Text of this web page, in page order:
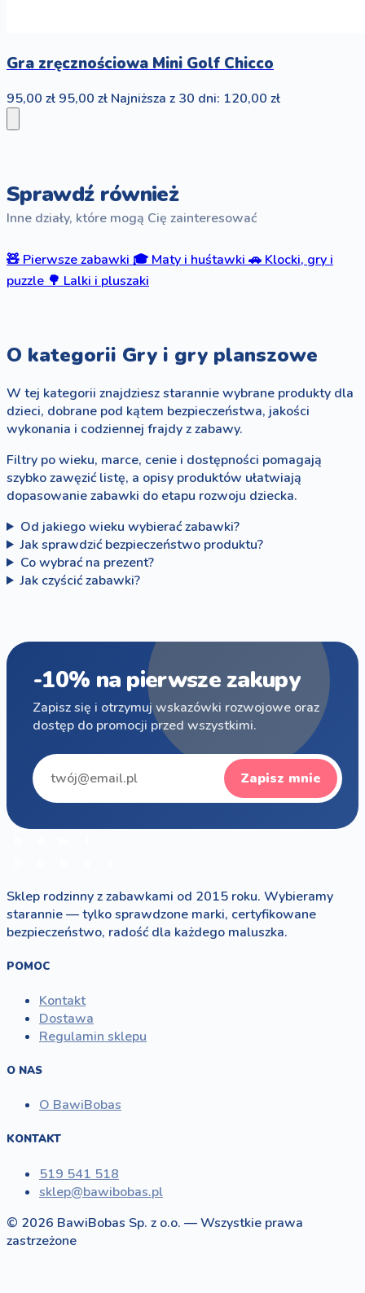
Gra zręcznościowa Mini Golf Chicco
95,00 zł 95,00 zł Najniższa z 30 dni: 120,00 zł
Sprawdź również
Inne działy, które mogą Cię zainteresować
🧸 Pierwsze zabawki 🎓 Maty i huśtawki 🚗 Klocki, gry i
puzzle 🌳 Lalki i pluszaki
O kategorii Gry i gry planszowe
W tej kategorii znajdziesz starannie wybrane produkty dla
dzieci, dobrane pod kątem bezpieczeństwa, jakości
wykonania i codziennej frajdy z zabawy.
Filtry po wieku, marce, cenie i dostępności pomagają
szybko zawęzić listę, a opisy produktów ułatwiają
dopasowanie zabawki do etapu rozwoju dziecka.
Od jakiego wieku wybierać zabawki?
Jak sprawdzić bezpieczeństwo produktu?
Co wybrać na prezent?
Jak czyścić zabawki?
-10% na pierwsze zakupy
Zapisz się i otrzymuj wskazówki rozwojowe oraz
dostęp do promocji przed wszystkimi.
Zapisz mnie
Sklep rodzinny z zabawkami od 2015 roku. Wybieramy
starannie — tylko sprawdzone marki, certyfikowane
bezpieczeństwo, radość dla każdego maluszka.
POMOC
Kontakt
Dostawa
Regulamin sklepu
O NAS
O BawiBobas
KONTAKT
519 541 518
sklep@bawibobas.pl
© 2026 BawiBobas Sp. z o.o. — Wszystkie prawa
zastrzeżone